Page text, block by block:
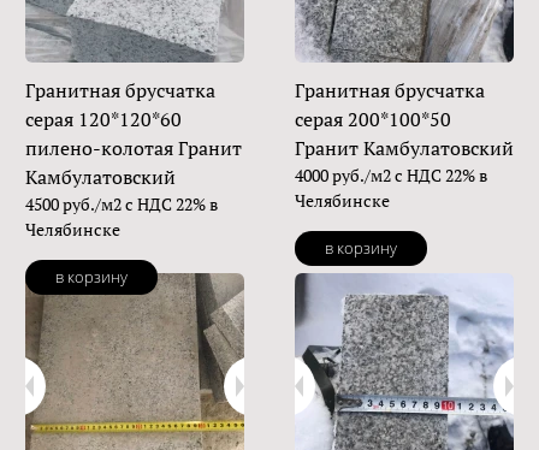
Гранитная брусчатка
серая 120*120*60
пилено-колотая Гранит
Камбулатовский
4500 руб./м2 с НДС 22% в
Челябинске
в корзину
Гранитная брусчатка
серая 200*100*50
Гранит Камбулатовский
4000 руб./м2 с НДС 22% в
Челябинске
в корзину